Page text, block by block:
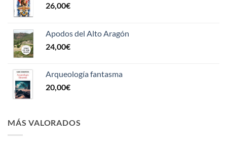
26,00€
Apodos del Alto Aragón
24,00€
Arqueología fantasma
20,00€
MÁS VALORADOS